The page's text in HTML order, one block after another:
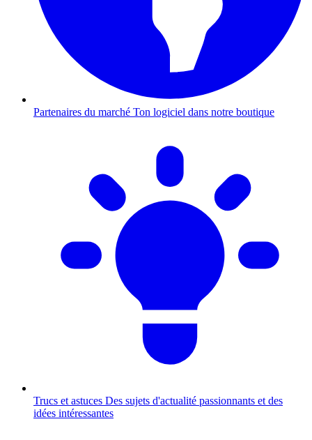
Partenaires du marché Ton logiciel dans notre boutique
Trucs et astuces Des sujets d'actualité passionnants et des
idées intéressantes